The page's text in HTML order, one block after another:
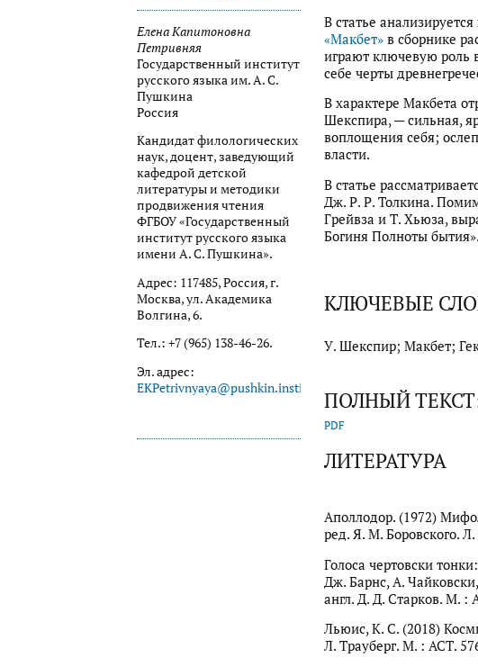
Елена Капитоновна
Петривняя
Государственный институт
русского языка им. А. С.
Пушкина
Россия
Кандидат филологических
наук, доцент, заведующий
кафедрой детской
литературы и методики
продвижения чтения
ФГБОУ «Государственный
институт русского языка
имени А. С. Пушкина».
Адрес: 117485, Россия, г.
Москва, ул. Академика
Волгина, 6.
Тел.: +7 (965) 138-46-26.
Эл. адрес:
EKPetrivnyaya@pushkin.institute
В статье
«Макбет» в сборнике
играют ключевую роль
себе черты
В характере Макбета
Шекспира, — сильная,
воплощения себя;
власти.
В статье
Дж. Р. Р. Толкина.
Грейвза и Т. Хьюза,
Богиня Полноты бытия».
КЛЮЧЕВЫЕ
У. Шекспир; Макбет;
ПОЛНЫЙ
PDF
ЛИТЕРАТУРА
Аполлодор. (1972)
ред. Я. М. Боровского.
Голоса чертовски
Дж. Барнс, А.
англ. Д. Д. Старков. М. :
Льюис, К. С. (2018)
Л. Трауберг. М. : АСТ.